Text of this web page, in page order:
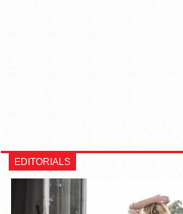
EDITORIALS